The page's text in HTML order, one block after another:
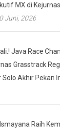
MX di
Juni, 2026
Java Race
Grasstrack
Solo Akhir Pekan
Raih